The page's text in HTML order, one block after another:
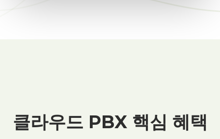
클라우드 PBX 핵심 혜택